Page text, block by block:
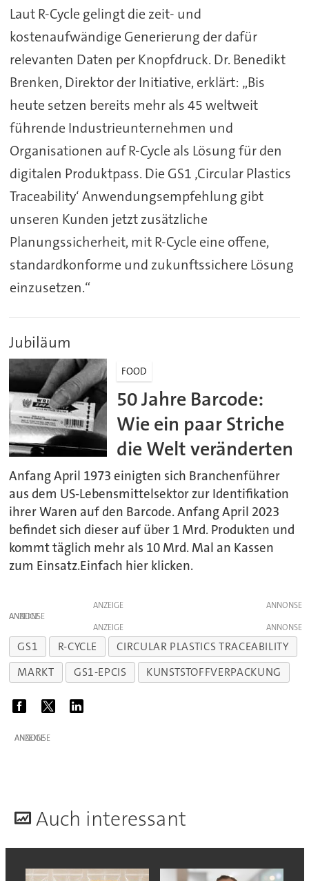
Laut R-Cycle gelingt die zeit- und
kostenaufwändige Generierung der dafür
relevanten Daten per Knopfdruck. Dr. Benedikt
Brenken, Direktor der Initiative, erklärt: „Bis
heute setzen bereits mehr als 45 weltweit
führende Industrieunternehmen und
Organisationen auf R-Cycle als Lösung für den
digitalen Produktpass. Die GS1 ‚Circular Plastics
Traceability‘ Anwendungsempfehlung gibt
unseren Kunden jetzt zusätzliche
Planungssicherheit, mit R-Cycle eine offene,
standardkonforme und zukunftssichere Lösung
einzusetzen.“
Jubiläum
FOOD
50 Jahre Barcode:
Wie ein paar Striche
die Welt veränderten
Anfang April 1973 einigten sich Branchenführer
aus dem US-Lebensmittelsektor zur Identifikation
ihrer Waren auf den Barcode. Anfang April 2023
befindet sich dieser auf über 1 Mrd. Produkten und
kommt täglich mehr als 10 Mrd. Mal an Kassen
zum Einsatz.Einfach hier klicken.
ANZEIGE
ANZEIGE
ANZEIGE
GS1 R-CYCLE
CIRCULAR PLASTICS TRACEABILITY
MARKT
GS1-EPCIS KUNSTSTOFFVERPACKUNG
ANZEIGE
Auch interessant